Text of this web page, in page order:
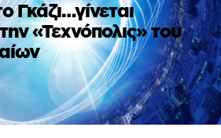
Γκάζι…γίνεται
«Τεχνόπολις» του